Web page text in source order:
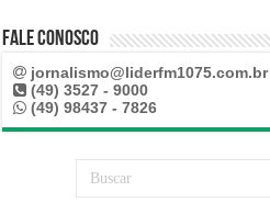
Fale Conosco
jornalismo@liderfm1075.com.br
(49) 3527 - 9000
(49) 98437 - 7826